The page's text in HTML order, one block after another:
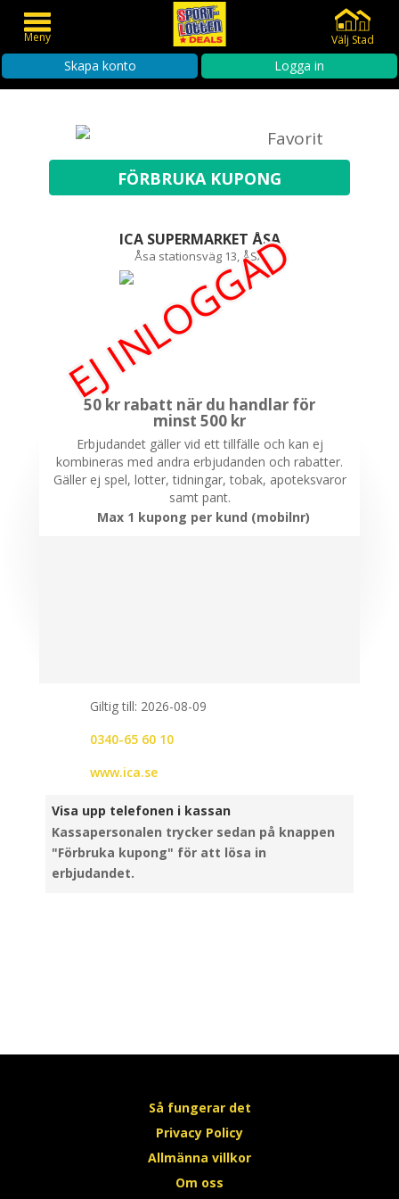
Meny Välj Stad
Skapa konto Logga in
Favorit
ICA SUPERMARKET ÅSA
Åsa stationsväg 13, ÅSA
EJ INLOGGAD
50 kr rabatt när du handlar för
minst 500 kr
Erbjudandet gäller vid ett tillfälle och kan ej
kombineras med andra erbjudanden och rabatter.
Gäller ej spel, lotter, tidningar, tobak, apoteksvaror
samt pant.
Max 1 kupong per kund (mobilnr)
Giltig till: 2026-08-09
0340-65 60 10
www.ica.se
Visa upp telefonen i kassan
Kassapersonalen trycker sedan på knappen
"Förbruka kupong" för att lösa in
erbjudandet.
Så fungerar det
Privacy Policy
Allmänna villkor
Om oss